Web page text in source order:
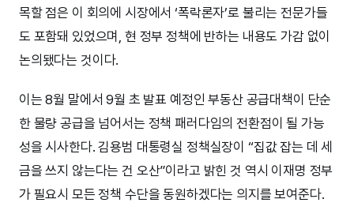
목할 점은 이 회의에 시장에서 ‘폭락론자’로 불리는 전문가들
도 포함돼 있었으며, 현 정부 정책에 반하는 내용도 가감 없이
논의됐다는 것이다.
이는 8월 말에서 9월 초 발표 예정인 부동산 공급대책이 단순
한 물량 공급을 넘어서는 정책 패러다임의 전환점이 될 가능
성을 시사한다. 김용범 대통령실 정책실장이 “집값 잡는 데 세
금을 쓰지 않는다는 건 오산”이라고 밝힌 것 역시 이재명 정부
가 필요시 모든 정책 수단을 동원하겠다는 의지를 보여준다.